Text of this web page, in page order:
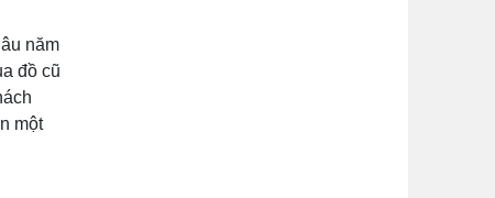
năm
đồ cũ
một